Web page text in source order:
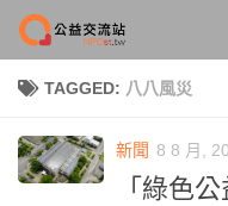
Skip to content
TAGGED: 八八風災
新聞 8 8 月,
「綠色